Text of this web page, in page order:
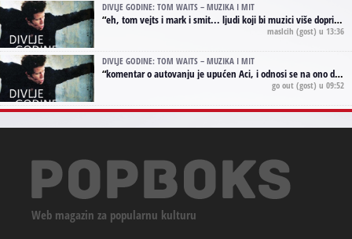
DIVLJE GODINE: TOM WAITS – MUZIKA I MIT
“eh, tom vejts i mark i smit... ljudi koji bi muzici više doprineli da su radili kao vozači tramvaja u gsp-u.
maslcih (gost) u 13:36
DIVLJE GODINE: TOM WAITS – MUZIKA I MIT
“komentar o autovanju je upućen Aci, i odnosi se na ono drugo autovanje...'senzualnost Waitsa' ;)
go out (gost) u 09:52
Web magazin za popularnu kulturu